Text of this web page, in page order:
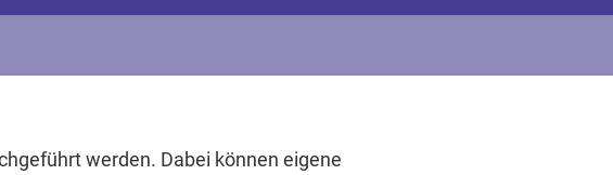
werden. Dabei können eigene